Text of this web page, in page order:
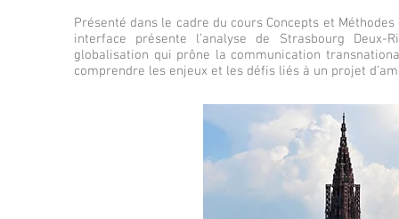
Présenté dans le cadre du cours Concepts et
interface présente l’analyse de Strasbourg
globalisation qui prône la communication
comprendre les enjeux et les défis liés à un projet